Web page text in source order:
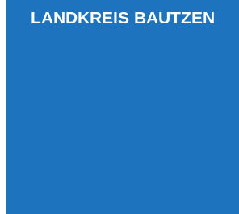
LANDKREIS BAUTZEN